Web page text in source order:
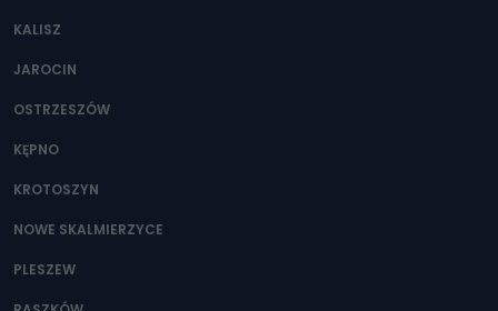
KALISZ
JAROCIN
OSTRZESZÓW
KĘPNO
KROTOSZYN
NOWE SKALMIERZYCE
PLESZEW